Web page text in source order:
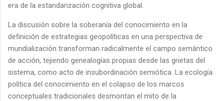
era de la estandarización cognitiva global.
La discusión sobre la soberanía del conocimiento en la
definición de estrategias geopolíticas en una perspectiva de
mundialización transforman radicalmente el campo semántico
de acción, tejiendo genealogías propias desde las grietas del
sistema, como acto de insubordinación semiótica. La ecología
política del conocimiento en el colapso de los marcos
conceptuales tradicionales desmontan el mito de la